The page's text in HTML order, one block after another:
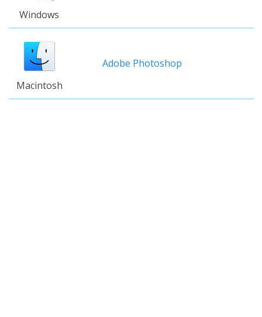
Windows
Macintosh
Adobe Photoshop